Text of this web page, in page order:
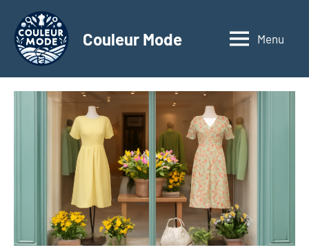
contenu
Couleur Mode
Explorez
monde
des
textiles
d'affaires
à
travers
articles
dédiés
aux
matériaux
Menu